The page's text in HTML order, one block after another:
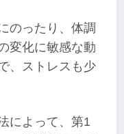
のったり、体調
変化に敏感な動
、ストレスも少
によって、第1